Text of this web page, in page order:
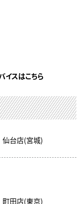
イスはこちら
仙台店(宮城)
町田店(東京)